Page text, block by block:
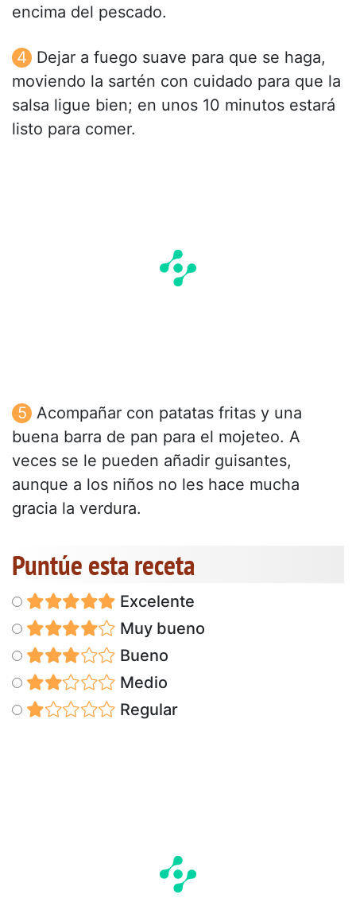
encima del pescado.
Dejar a fuego suave para que se haga,
moviendo la sartén con cuidado para que la
salsa ligue bien; en unos 10 minutos estará
listo para comer.
Acompañar con patatas fritas y una
buena barra de pan para el mojeteo. A
veces se le pueden añadir guisantes,
aunque a los niños no les hace mucha
gracia la verdura.
Puntúe esta receta
Excelente
Muy bueno
Bueno
Medio
Regular